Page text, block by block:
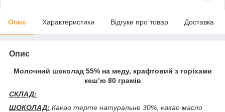
Опис Характеристики Відгуки про товар Доставка
Опис
Молочний шоколад 55% на меду, крафтовий з горіхами
кеш’ю 80 грамів
СКЛАД:
ШОКОЛАД: Какао терте натуральне 30%, какао масло